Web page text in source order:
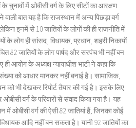
चुनावों में ओबीसी वर्ग के लिए सीटों का आरक्षण
वाली बात यह है कि राजस्थान में अन्य पिछड़ा वर्ग
इनमें से 10 जातियों के लोगों की ही राजनीति में
के लोग ही सांसद, विधायक, प्रधान, शहरी निकायों
82 जातियों के लोग पार्षद और सरपंच भी नहीं बन
आयोग के अध्यक्ष न्यायाधीश भाटी ने कहा कि
को आधार मानकर नहीं बनाई है। सामाजिक,
को भी देखकर रिपोर्ट तैयार की गई है। इसके लिए
वर्ग के परिवारों से संवाद किया गया है। यह
में ओबीसी वर्ग की ऐसी 82 जातियां हैं, जिनका कोई
आदि नहीं बन सकता है। यानी 92 जातियों का